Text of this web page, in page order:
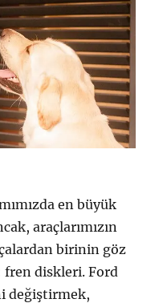
en büyük
araçlarımızın
birinin göz
fren diskleri. Ford
değiştirmek,